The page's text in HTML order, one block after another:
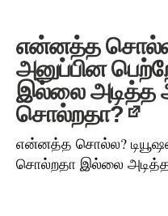
என்னத்த
அனுப்பின
இல்லை அடித்த
சொல்றதா?
என்னத்த சொல்ல?
சொல்றதா இல்லை